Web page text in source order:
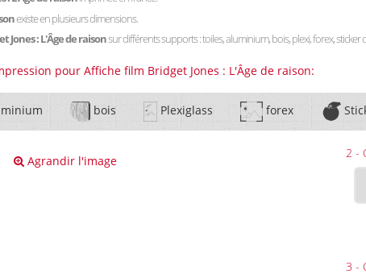
existe en plusieurs dimensions.
Jones : L'Âge de raisonsur différents supports : toiles, aluminium, bois, plexi, forex, sticker
pour Affiche film Bridget Jones : L'Âge de raison:
bois Plexiglass forex
Agrandir l'image
2 -
3 -